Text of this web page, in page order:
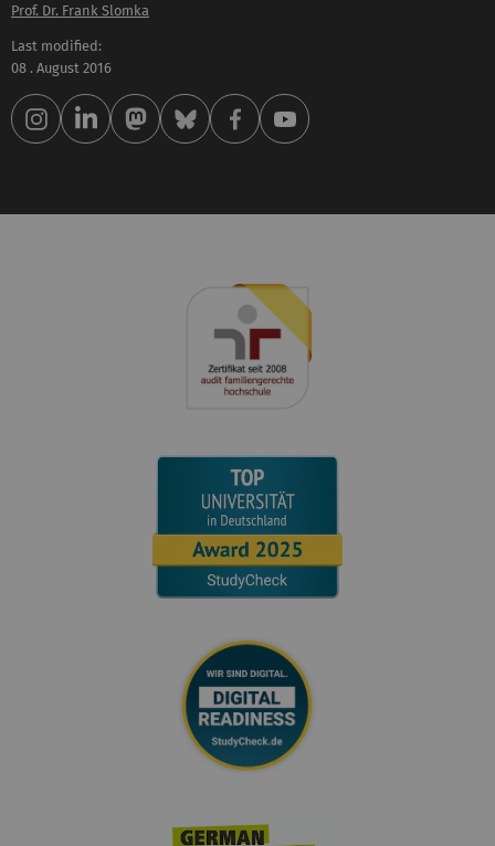
Prof. Dr. Frank Slomka
Last modified:
08 . August 2016